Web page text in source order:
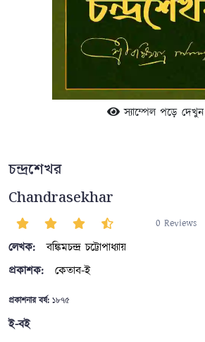
স্যাম্পেল পড়ে দেখুন
চন্দ্রশেখর
Chandrasekhar
0 Reviews
লেখক:
বঙ্কিমচন্দ্র চট্টোপাধ্যায়
প্রকাশক:
কেতাব-ই
প্রকাশনার বর্ষ: ১৮৭৫
ই-বই